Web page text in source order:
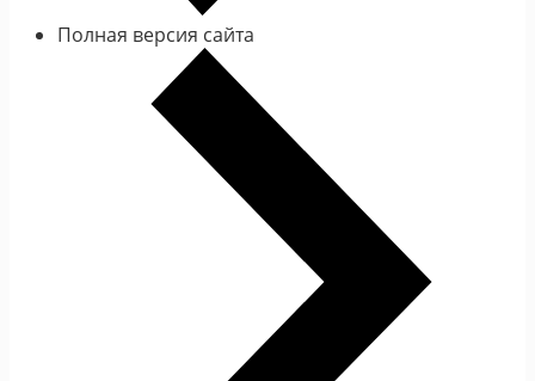
Полная версия сайта